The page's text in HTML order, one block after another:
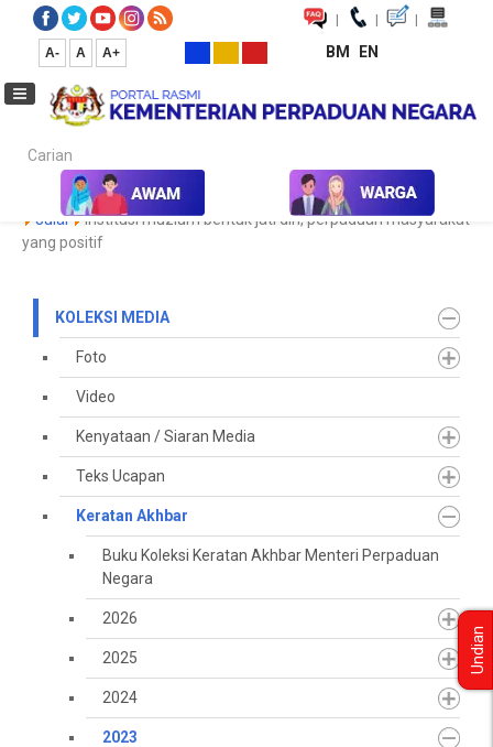
| | |
A- A A+ BM EN
Carian...
Laman Utama Media Koleksi Media Keratan Akhbar
Julai
Institusi muzium bentuk jati diri, perpaduan masyarakat
yang positif
KOLEKSI MEDIA
Foto
Video
Kenyataan / Siaran Media
Teks Ucapan
Keratan Akhbar
Buku Koleksi Keratan Akhbar Menteri Perpaduan
Negara
2026
2025
2024
2023
Undian